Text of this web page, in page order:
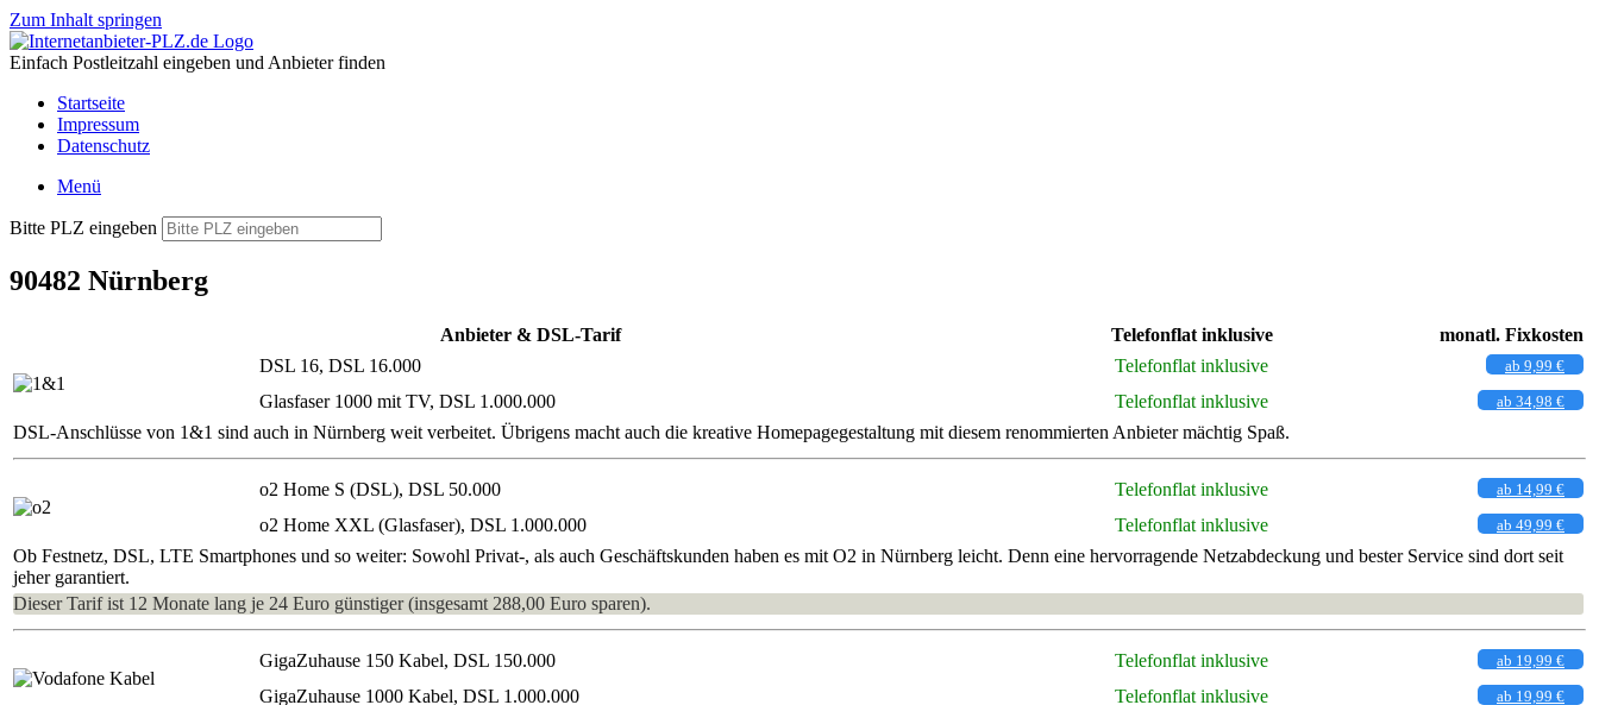
Zum Inhalt springen
Einfach Postleitzahl eingeben und Anbieter finden
Startseite
Impressum
Datenschutz
Menü
Bitte PLZ eingeben
90482 Nürnberg
Anbieter & DSL-Tarif Telefonflat inklusive
monatl. Fixkosten
DSL 16, DSL 16.000
Telefonflat inklusive ab 9,99 €
Glasfaser 1000 mit TV, DSL 1.000.000 Telefonflat inklusive ab 34,98 €
DSL-Anschlüsse von 1&1 sind auch in Nürnberg weit verbeitet. Übrigens macht auch die kreative Homepagegestaltung mit diesem renommierten Anbieter mächtig Spaß.
o2 Home S (DSL), DSL 50.000 Telefonflat inklusive ab 14,99 €
o2 Home XXL (Glasfaser), DSL 1.000.000 Telefonflat inklusive ab 49,99 €
Ob Festnetz, DSL, LTE Smartphones und so weiter: Sowohl Privat-, als auch Geschäftskunden haben es mit O2 in Nürnberg leicht. Denn eine hervorragende Netzabdeckung und bester Service sind dort seit
jeher garantiert.
Dieser Tarif ist 12 Monate lang je 24 Euro günstiger (insgesamt 288,00 Euro sparen).
GigaZuhause 150 Kabel, DSL 150.000 Telefonflat inklusive ab 19,99 €
GigaZuhause 1000 Kabel, DSL 1.000.000 Telefonflat inklusive ab 19,99 €